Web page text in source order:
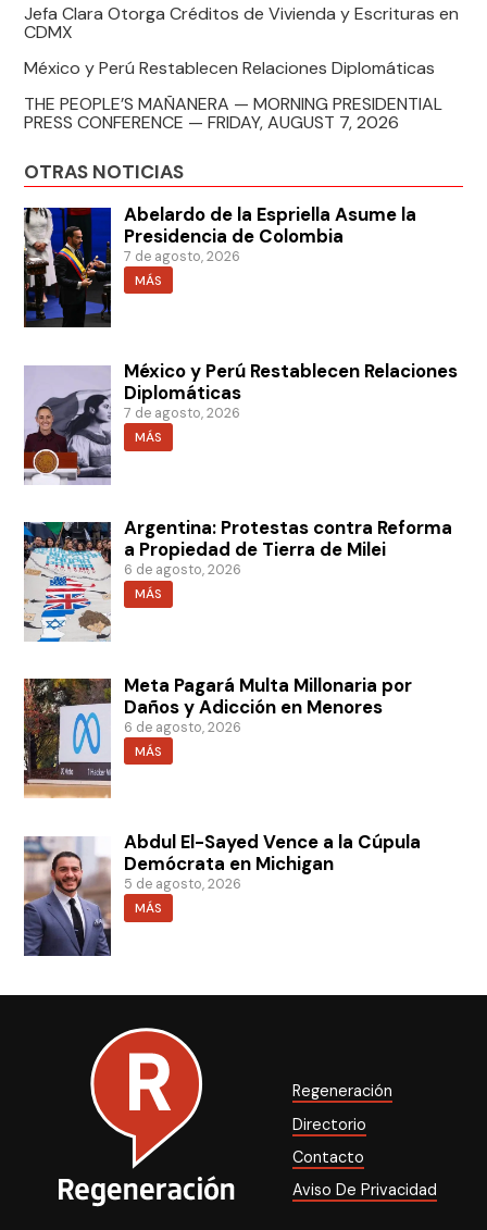
Jefa Clara Otorga Créditos de Vivienda y Escrituras en
CDMX
México y Perú Restablecen Relaciones Diplomáticas
THE PEOPLE’S MAÑANERA — MORNING PRESIDENTIAL
PRESS CONFERENCE — FRIDAY, AUGUST 7, 2026
OTRAS NOTICIAS
Abelardo de la Espriella Asume la
Presidencia de Colombia
7 de agosto, 2026
MÁS
México y Perú Restablecen Relaciones
Diplomáticas
7 de agosto, 2026
MÁS
Argentina: Protestas contra Reforma
a Propiedad de Tierra de Milei
6 de agosto, 2026
MÁS
Meta Pagará Multa Millonaria por
Daños y Adicción en Menores
6 de agosto, 2026
MÁS
Abdul El-Sayed Vence a la Cúpula
Demócrata en Michigan
5 de agosto, 2026
MÁS
Regeneración
Directorio
Contacto
Aviso De Privacidad